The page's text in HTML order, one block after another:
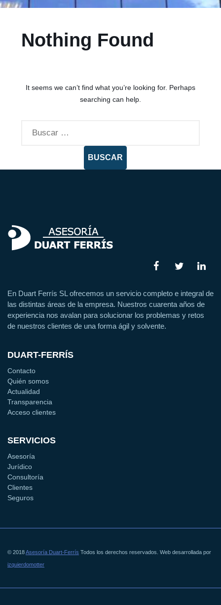
Nothing Found
It seems we can’t find what you’re looking for. Perhaps
searching can help.
En Duart Ferrís SL ofrecemos un servicio completo e integral de
las distintas áreas de la empresa. Nuestros cuarenta años de
experiencia nos avalan para solucionar los problemas y retos
de nuestros clientes de una forma ágil y solvente.
DUART-FERRÍS
Contacto
Quién somos
Actualidad
Transparencia
Acceso clientes
SERVICIOS
Asesoría
Jurídico
Consultoría
Clientes
Seguros
© 2018Asesoría Duart-Ferrís Todos los derechos reservados. Web desarrollada por
izquierdomotter